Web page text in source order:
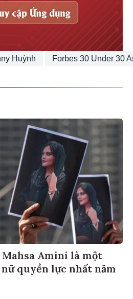
Huỳnh Forbes 30 Under 30
Amini là một
quyền lực nhất năm